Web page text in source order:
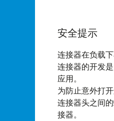
安全提示
连接器在负载
连接器的开发
应用。
为防止意外打
连接器头之间
接器。